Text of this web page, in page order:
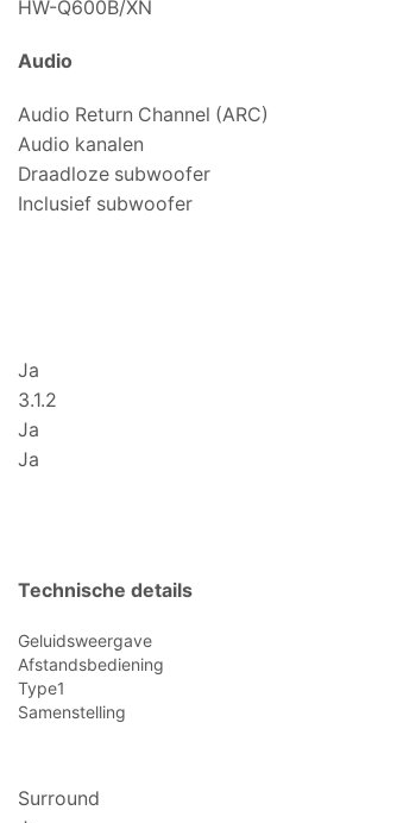
HW-Q600B/XN
Audio
Audio Return Channel (ARC)
Audio kanalen
Draadloze subwoofer
Inclusief subwoofer
Ja
3.1.2
Ja
Ja
Technische details
Geluidsweergave
Afstandsbediening
Type1
Samenstelling
Surround